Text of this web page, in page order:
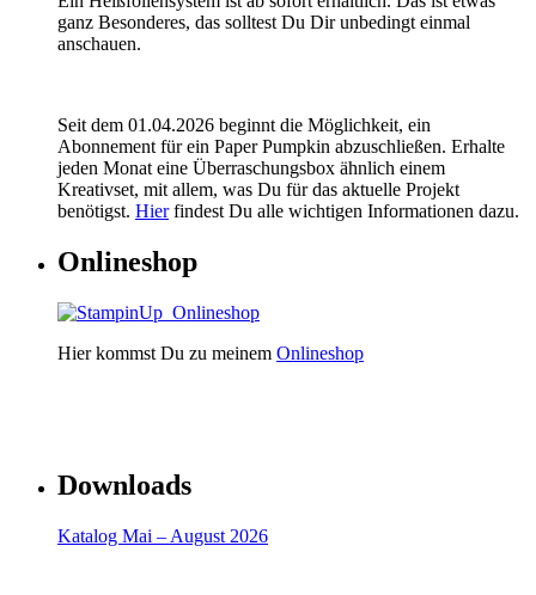
ganz Besonderes, das solltest Du Dir unbedingt einmal
anschauen.
Seit dem 01.04.2026 beginnt die Möglichkeit, ein
Abonnement für ein Paper Pumpkin abzuschließen. Erhalte
jeden Monat eine Überraschungsbox ähnlich einem
Kreativset, mit allem, was Du für das aktuelle Projekt
benötigst. Hierfindest Du alle wichtigen Informationen dazu.
Onlineshop
Hier kommst Du zu meinem Onlineshop
Downloads
Katalog Mai – August 2026